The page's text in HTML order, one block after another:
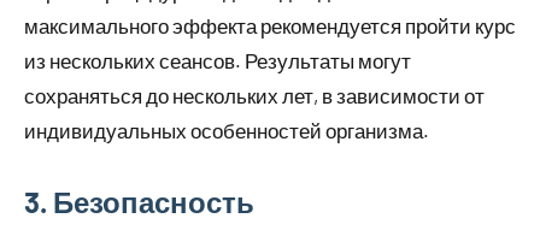
максимального эффекта рекомендуется пройти курс
из нескольких сеансов. Результаты могут
сохраняться до нескольких лет, в зависимости от
индивидуальных особенностей организма.
3. Безопасность